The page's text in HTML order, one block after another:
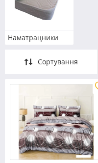
Наматрацники
Сортування